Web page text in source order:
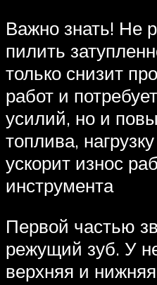
Важно знать! Не
пилить
только снизит
работ и
усилий, но и
топлива,
ускорит износ
инструмента
Первой частью
режущий зуб. У
верхняя и